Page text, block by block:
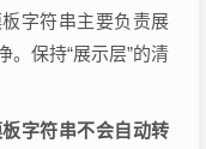
字符串主要负责展
。保持“展示层”的清
字符串不会自动转